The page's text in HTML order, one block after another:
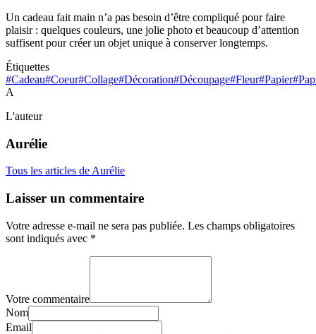
Un cadeau fait main n’a pas besoin d’être compliqué pour faire
plaisir : quelques couleurs, une jolie photo et beaucoup d’attention
suffisent pour créer un objet unique à conserver longtemps.
Étiquettes
#Cadeau#Coeur#Collage#Décoration#Découpage#Fleur#Papier
A
L'auteur
Aurélie
Tous les articles de Aurélie
Laisser un commentaire
Votre adresse e-mail ne sera pas publiée. Les champs obligatoires
sont indiqués avec *
Votre commentaire
Nom
Email